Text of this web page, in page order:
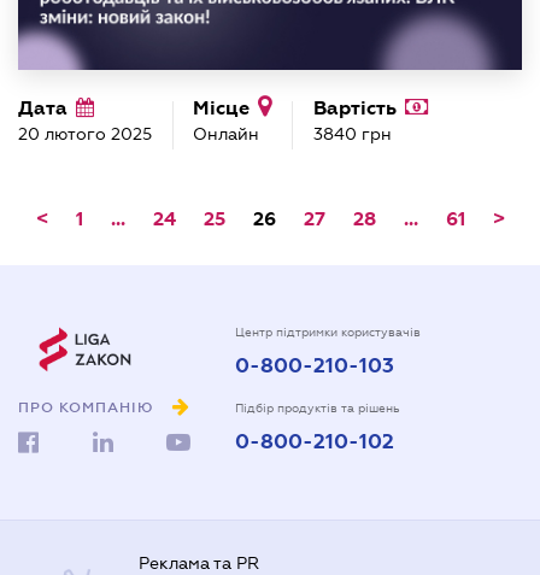
Дата
20 лютого 2025
Місце
Онлайн
Вартість
3840 грн
< 1 ... 24 25 26 27 28 ... 61 >
ПРО КОМПАНІЮ
Центр підтримки користувачів
0-800-210-103
Підбір продуктів та рішень
0-800-210-102
Реклама та PR